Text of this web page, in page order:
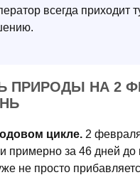
всегда приходит
ПРИРОДЫ НА 2
цикле. 2
примерно за 46 дней
не просто